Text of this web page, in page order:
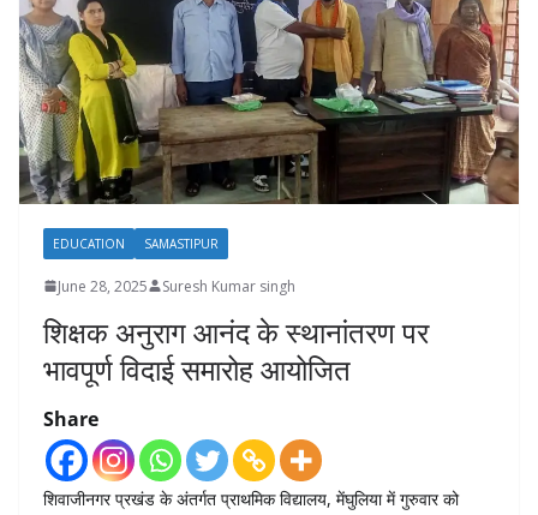
EDUCATION SAMASTIPUR
June 28, 2025 Suresh Kumar singh
शिक्षक अनुराग आनंद के स्थानांतरण पर
भावपूर्ण विदाई समारोह आयोजित
Share
शिवाजीनगर प्रखंड के अंतर्गत प्राथमिक विद्यालय, मेंघुलिया में गुरुवार को